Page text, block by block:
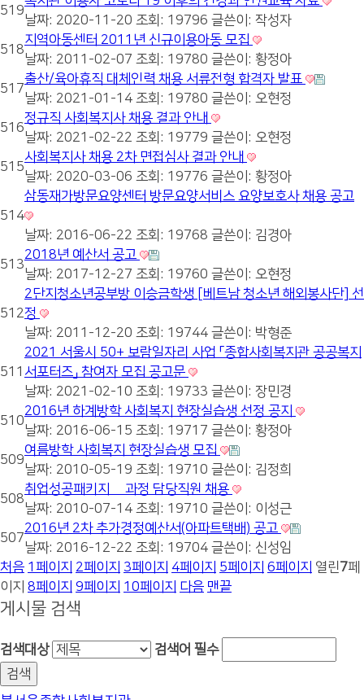
519
날짜: 2020-11-20 조회: 19796 글쓴이: 작성자
518
지역아동센터 2011년 신규이용아동 모집
날짜: 2011-02-07 조회: 19780 글쓴이: 황정아
517
출산/육아휴직 대체인력 채용 서류전형 합격자 발표
날짜: 2021-01-14 조회: 19780 글쓴이: 오현정
516
정규직 사회복지사 채용 결과 안내
날짜: 2021-02-22 조회: 19779 글쓴이: 오현정
515
사회복지사 채용 2차 면접심사 결과 안내
날짜: 2020-03-06 조회: 19776 글쓴이: 황정아
514
삼동재가방문요양센터 방문요양서비스 요양보호사 채용 공고
날짜: 2016-06-22 조회: 19768 글쓴이: 김경아
513
2018년 예산서 공고
날짜: 2017-12-27 조회: 19760 글쓴이: 오현정
512
2단지청소년공부방 이승금학생 [베트남 청소년 해외봉사단] 선
정
날짜: 2011-12-20 조회: 19744 글쓴이: 박형준
511
2021 서울시 50+ 보람일자리 사업 「종합사회복지관 공공복지
서포터즈」 참여자 모집 공고문
날짜: 2021-02-10 조회: 19733 글쓴이: 장민경
510
2016년 하계방학 사회복지 현장실습생 선정 공지
날짜: 2016-06-15 조회: 19717 글쓴이: 황정아
509
여름방학 사회복지 현장실습생 모집
날짜: 2010-05-19 조회: 19710 글쓴이: 김정희
508
취업성공패키지 全과정 담당직원 채용
날짜: 2010-07-14 조회: 19710 글쓴이: 이성근
507
2016년 2차 추가경정예산서(아파트택배) 공고
날짜: 2016-12-22 조회: 19704 글쓴이: 신성임
처음 1 페이지 2페이지 3페이지 4페이지 5페이지 6페이지 열린7페
이지 8페이지 9페이지 10페이지 다음 맨끝
게시물 검색
검색대상 검색어 필수